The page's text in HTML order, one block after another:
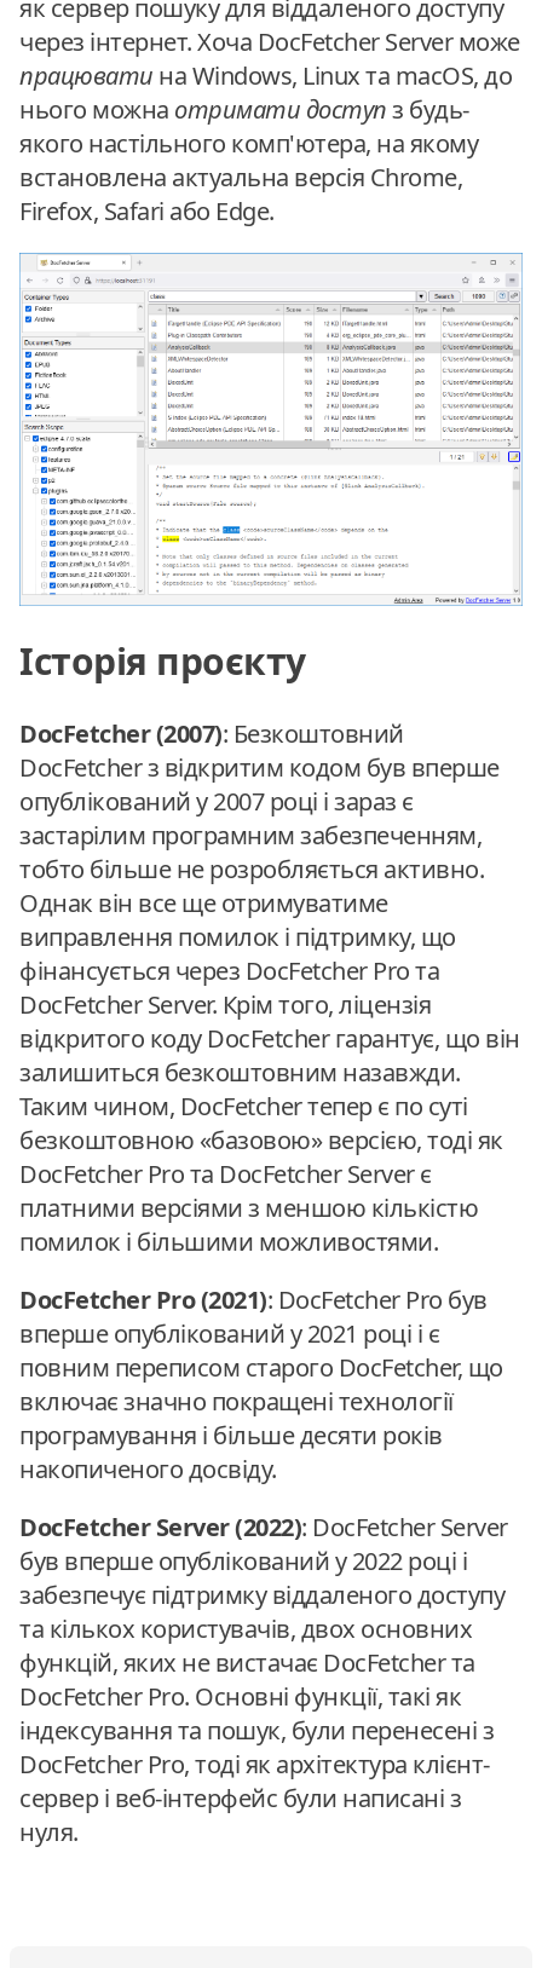
як сервер пошуку для віддаленого доступу
через інтернет. Хоча DocFetcher Server може
працювати на Windows, Linux та macOS, до
нього можна отримати доступз будь-
якого настільного комп'ютера, на якому
встановлена актуальна версія Chrome,
Firefox, Safari або Edge.
Історія проєкту
DocFetcher (2007): Безкоштовний
DocFetcher з відкритим кодом був вперше
опублікований у 2007 році і зараз є
застарілим програмним забезпеченням,
тобто більше не розробляється активно.
Однак він все ще отримуватиме
виправлення помилок і підтримку, що
фінансується через DocFetcher Pro та
DocFetcher Server. Крім того, ліцензія
відкритого коду DocFetcher гарантує, що він
залишиться безкоштовним назавжди.
Таким чином, DocFetcher тепер є по суті
безкоштовною «базовою» версією, тоді як
DocFetcher Pro та DocFetcher Server є
платними версіями з меншою кількістю
помилок і більшими можливостями.
DocFetcher Pro (2021): DocFetcher Pro був
вперше опублікований у 2021 році і є
повним переписом старого DocFetcher, що
включає значно покращені технології
програмування і більше десяти років
накопиченого досвіду.
DocFetcher Server (2022): DocFetcher Server
був вперше опублікований у 2022 році і
забезпечує підтримку віддаленого доступу
та кількох користувачів, двох основних
функцій, яких не вистачає DocFetcher та
DocFetcher Pro. Основні функції, такі як
індексування та пошук, були перенесені з
DocFetcher Pro, тоді як архітектура клієнт-
сервер і веб-інтерфейс були написані з
нуля.